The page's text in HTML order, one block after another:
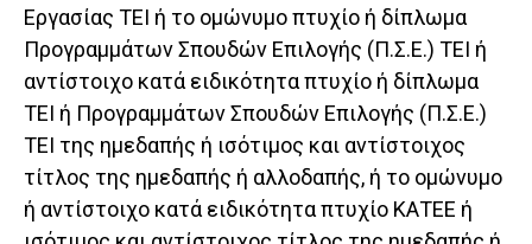
Εργασίας ΤΕΙ ή το ομώνυμο πτυχίο ή δίπλωμα
Προγραμμάτων Σπουδών Επιλογής (Π.Σ.Ε.) ΤΕΙ ή
αντίστοιχο κατά ειδικότητα πτυχίο ή δίπλωμα
ΤΕΙ ή Προγραμμάτων Σπουδών Επιλογής (Π.Σ.Ε.)
ΤΕΙ της ημεδαπής ή ισότιμος και αντίστοιχος
τίτλος της ημεδαπής ή αλλοδαπής, ή το ομώνυμο
ή αντίστοιχο κατά ειδικότητα πτυχίο ΚΑΤΕΕ ή